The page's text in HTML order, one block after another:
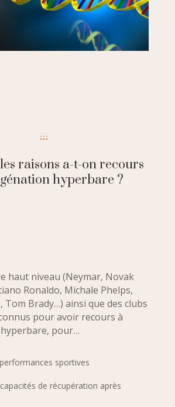
raisons a-t-on recours
hyperbare ?
haut niveau (Neymar, Novak
Ronaldo, Michale Phelps,
Tom Brady…) ainsi que des clubs
pour avoir recours à
pour…
sportives
de récupération après